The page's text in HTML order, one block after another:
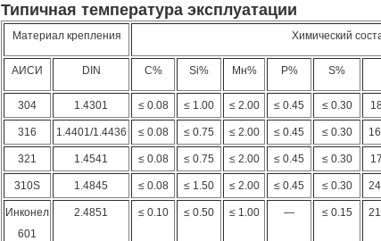
Типичная температура эксплуатации
Материал крепления Химический
АИСИ DIN C% Si% Мн% P% S%
304 1.4301 ≤ 0.08 ≤ 1.00 ≤ 2.00 ≤ 0.45 ≤ 0.30
316 1.4401/1.4436 ≤ 0.08 ≤ 0.75 ≤ 2.00 ≤ 0.45 ≤ 0.30
321 1.4541 ≤ 0.08 ≤ 0.75 ≤ 2.00 ≤ 0.45 ≤ 0.30
310S 1.4845 ≤ 0.08 ≤ 1.50 ≤ 2.00 ≤ 0.45 ≤ 0.30
Инконел
601
2.4851 ≤ 0.10 ≤ 0.50 ≤ 1.00 — ≤ 0.15